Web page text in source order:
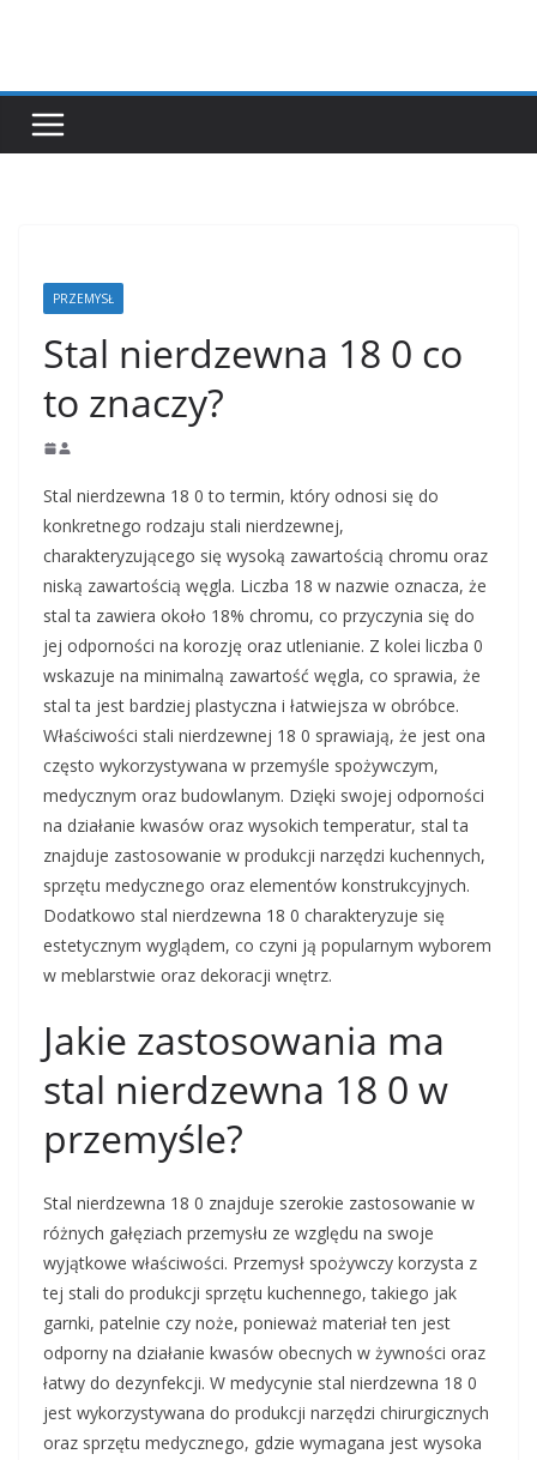
PRZEMYSŁ
Stal nierdzewna 18 0 co
to znaczy?
Stal nierdzewna 18 0 to termin, który odnosi się do
konkretnego rodzaju stali nierdzewnej,
charakteryzującego się wysoką zawartością chromu oraz
niską zawartością węgla. Liczba 18 w nazwie oznacza, że
stal ta zawiera około 18% chromu, co przyczynia się do
jej odporności na korozję oraz utlenianie. Z kolei liczba 0
wskazuje na minimalną zawartość węgla, co sprawia, że
stal ta jest bardziej plastyczna i łatwiejsza w obróbce.
Właściwości stali nierdzewnej 18 0 sprawiają, że jest ona
często wykorzystywana w przemyśle spożywczym,
medycznym oraz budowlanym. Dzięki swojej odporności
na działanie kwasów oraz wysokich temperatur, stal ta
znajduje zastosowanie w produkcji narzędzi kuchennych,
sprzętu medycznego oraz elementów konstrukcyjnych.
Dodatkowo stal nierdzewna 18 0 charakteryzuje się
estetycznym wyglądem, co czyni ją popularnym wyborem
w meblarstwie oraz dekoracji wnętrz.
Jakie zastosowania ma
stal nierdzewna 18 0 w
przemyśle?
Stal nierdzewna 18 0 znajduje szerokie zastosowanie w
różnych gałęziach przemysłu ze względu na swoje
wyjątkowe właściwości. Przemysł spożywczy korzysta z
tej stali do produkcji sprzętu kuchennego, takiego jak
garnki, patelnie czy noże, ponieważ materiał ten jest
odporny na działanie kwasów obecnych w żywności oraz
łatwy do dezynfekcji. W medycynie stal nierdzewna 18 0
jest wykorzystywana do produkcji narzędzi chirurgicznych
oraz sprzętu medycznego, gdzie wymagana jest wysoka